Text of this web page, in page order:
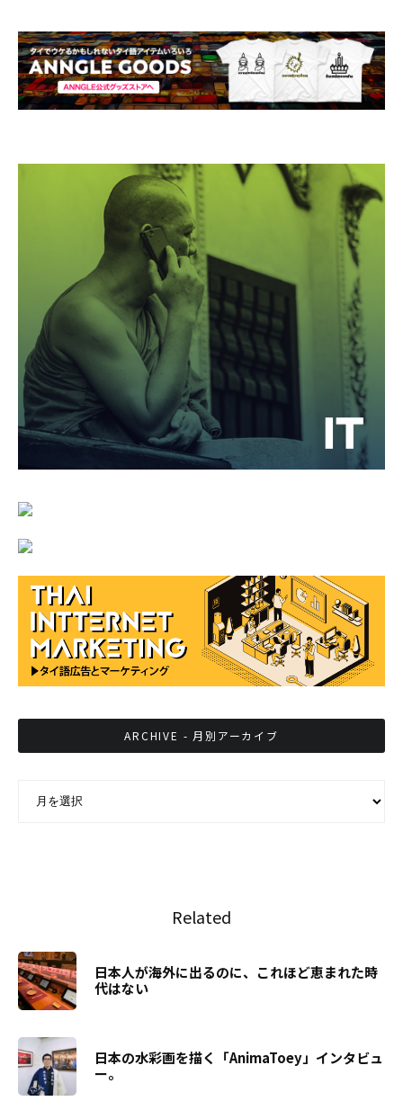
ARCHIVE - 月別アーカイブ
Related
日本人が海外に出るのに、これほど恵まれた時
代はない
日本の水彩画を描く「AnimaToey」インタビュ
ー。